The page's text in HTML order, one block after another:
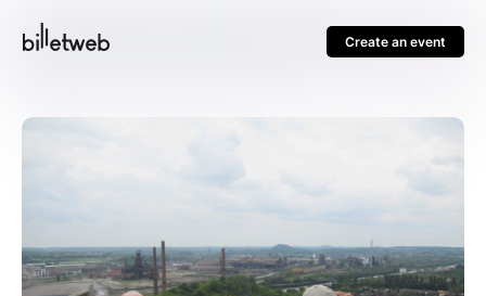
Create an event